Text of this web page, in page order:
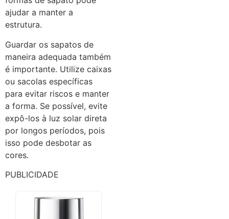
ajudar a manter a
estrutura.
Guardar os sapatos de
maneira adequada também
é importante. Utilize caixas
ou sacolas específicas
para evitar riscos e manter
a forma. Se possível, evite
expô-los à luz solar direta
por longos períodos, pois
isso pode desbotar as
cores.
PUBLICIDADE